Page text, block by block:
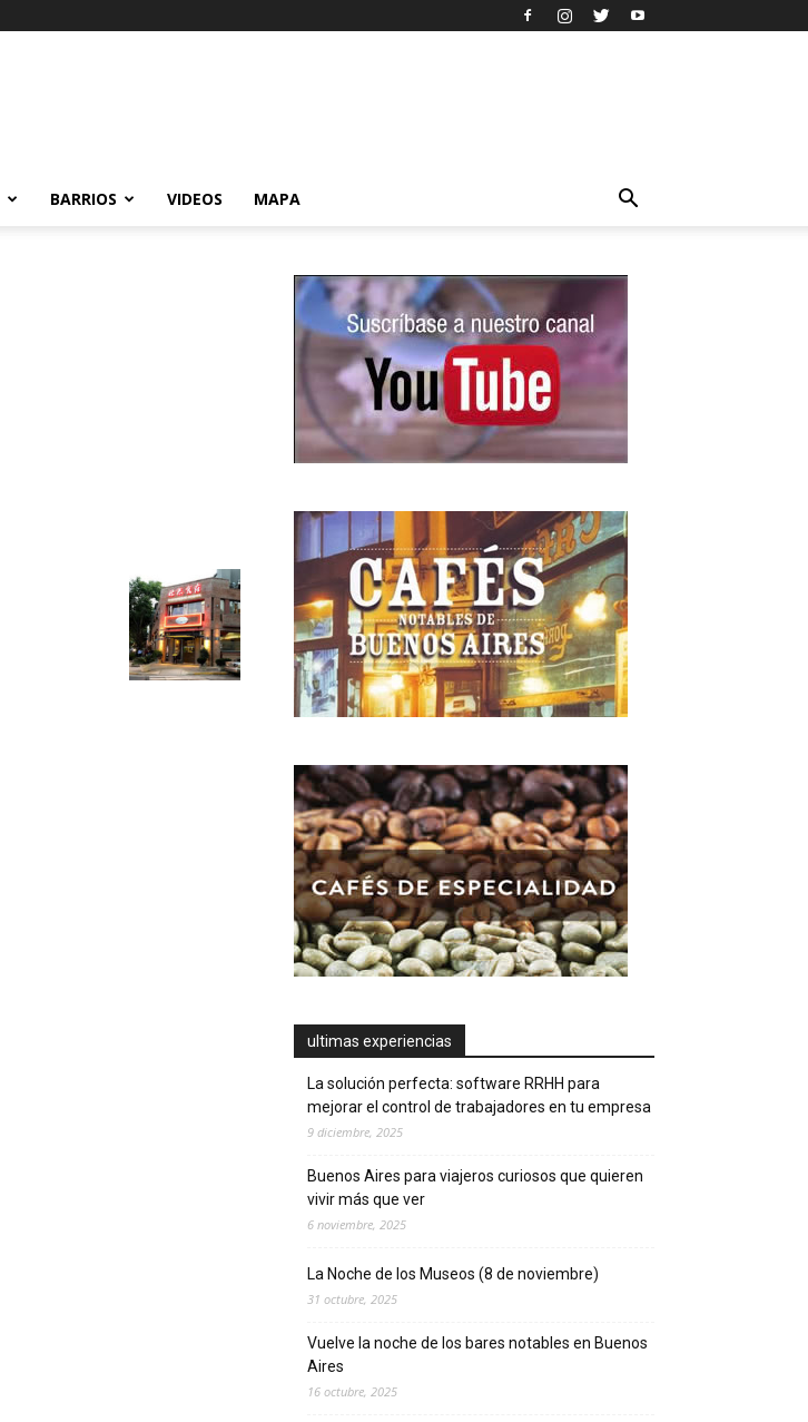
BARRIOS VIDEOS MAPA
ultimas experiencias
La solución perfecta: software RRHH para
mejorar el control de trabajadores en tu empresa
9 diciembre, 2025
Buenos Aires para viajeros curiosos que quieren
vivir más que ver
6 noviembre, 2025
La Noche de los Museos (8 de noviembre)
31 octubre, 2025
Vuelve la noche de los bares notables en Buenos
Aires
16 octubre, 2025